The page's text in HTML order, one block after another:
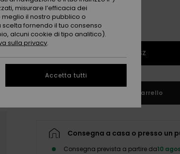
1SZ
Aggiungi al carrello
Consegna a casa o presso un
Consegna prevista a partire da10
misurare l’efficacia dei
il nostro pubblico o
fornendo il tuo consenso
alcuni cookie di tipo analitico).
sulla privacy.
Accetta tutti